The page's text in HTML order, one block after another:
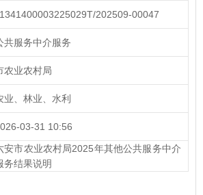
202509-00047
共服务中介服务
农业农村局
业、林业、水利
03-31 10:56
安市农业农村局2025年其他公共服务中介
务结果说明